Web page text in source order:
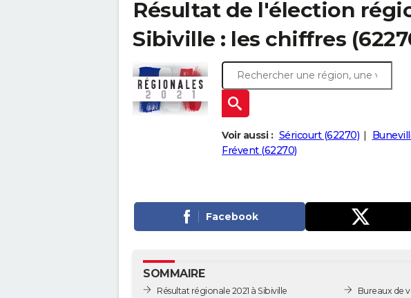
Résultat de l'élection
Sibiville : les chiffres
Voir aussi : Séricourt (62270)
Frévent (62270)
Facebook
SOMMAIRE
Résultat régionale 2021 à Sibiville
Bureaux de